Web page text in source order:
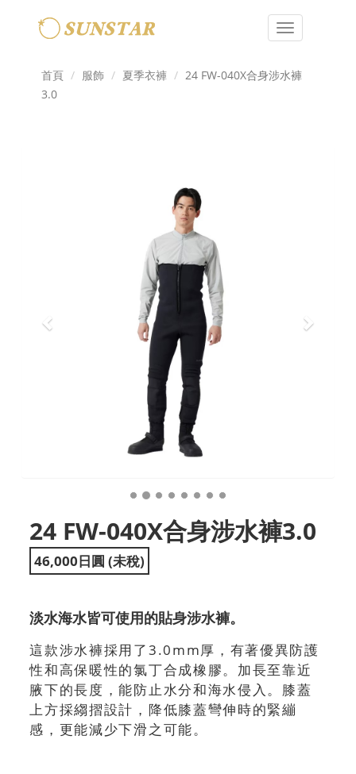
Toggle
首頁
服飾 夏季衣褲
24 FW-040X合身涉水褲
3.0
24 FW-040X合身涉水褲3.0
46,000日圓 (未稅)
淡水海水皆可使用的貼身涉水褲。
這款涉水褲採用了3.0mm厚，有著優異防護
性和高保暖性的氯丁合成橡膠。加長至靠近
腋下的長度，能防止水分和海水侵入。膝蓋
上方採縐摺設計，降低膝蓋彎伸時的緊繃
感，更能減少下滑之可能。